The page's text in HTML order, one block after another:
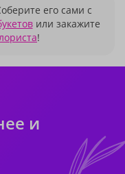
его сами с
или закажите
!
и